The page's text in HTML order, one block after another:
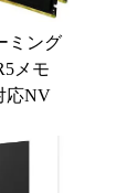
ミング
メモ
応NV